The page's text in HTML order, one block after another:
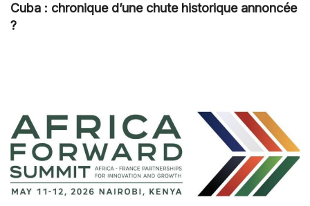
Cuba : chronique d’une chute historique annoncée
?